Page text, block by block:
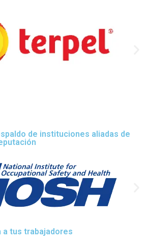
de instituciones aliadas de
a tus trabajadores